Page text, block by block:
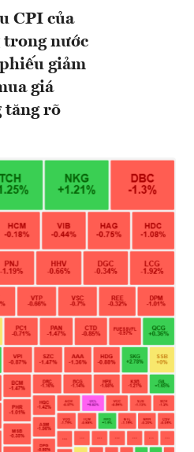
CPI của
trong nước
giảm
giá
tăng rõ